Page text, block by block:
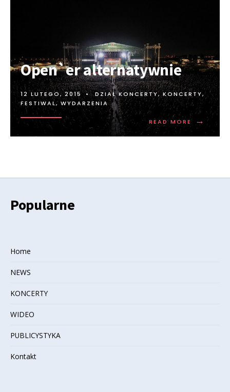
Open`er alternatywnie
12 LUTEGO, 2015 • DZIAŁ KONCERTY,KONCERTY,
FESTIWAL, WYDARZENIA
READ MORE →
Popularne
Home
NEWS
KONCERTY
WIDEO
PUBLICYSTYKA
Kontakt